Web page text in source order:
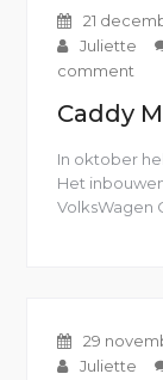
21
Juliette
comment
Caddy
In oktober
Het
VolksWagen
29
Juliette